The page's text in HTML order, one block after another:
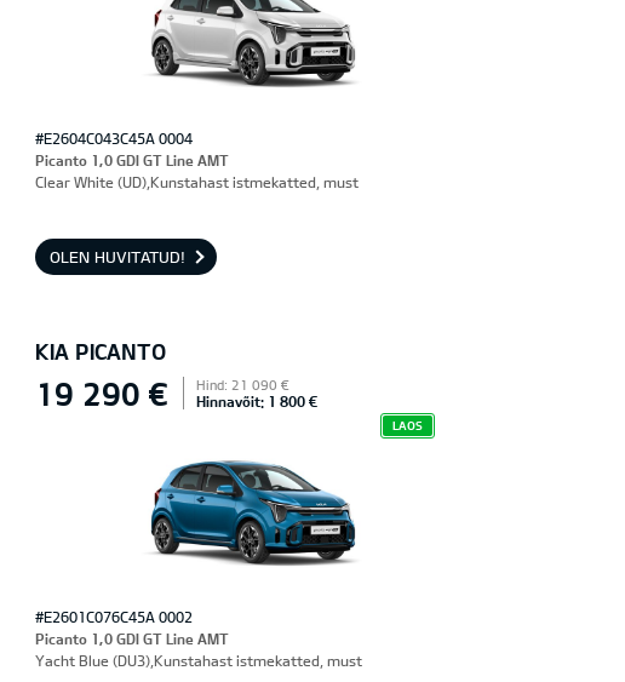
#E2604C043C45A 0004
Picanto 1,0 GDI GT Line AMT
Clear White (UD),Kunstahast istmekatted, must
OLEN HUVITATUD!
KIA PICANTO
19 290 € Hind: 21 090 €
Hinnavõit: 1 800 €
LAOS
#E2601C076C45A 0002
Picanto 1,0 GDI GT Line AMT
Yacht Blue (DU3),Kunstahast istmekatted, must